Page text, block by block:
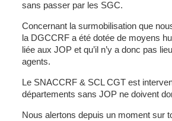
sans passer par les SGC.
Concernant la surmobilisation que
la DGCCRF a été dotée de moyens
liée aux JOP et qu’il n’y a donc pas
agents.
Le SNACCRF & SCL CGT est
départements sans JOP ne doivent
Nous alertons depuis un moment sur